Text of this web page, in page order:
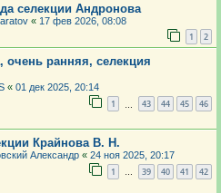
селекции Андронова
« 17 фев 2026, 08:08
1 2
очень ранняя, селекция
« 01 дек 2025, 20:14
1 43 44 45 46
Крайнова В. Н.
Александр « 24 ноя 2025, 20:17
1 … 39 40 41 42